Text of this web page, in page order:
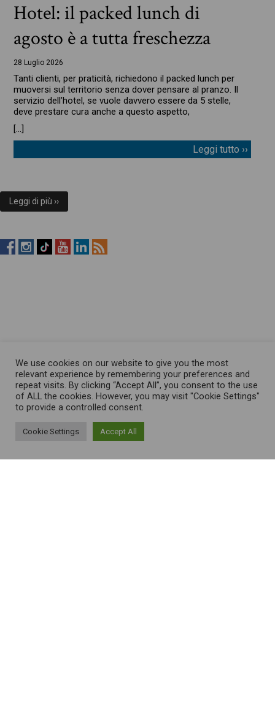
Hotel: il packed lunch di
agosto è a tutta freschezza
28 Luglio 2026
Tanti clienti, per praticità, richiedono il packed lunch per
muoversi sul territorio senza dover pensare al pranzo. Il
servizio dell’hotel, se vuole davvero essere da 5 stelle,
deve prestare cura anche a questo aspetto,
[…]
Leggi tutto ››
Leggi di più ››
RistopiùNews
RistopiùNews
RistopiùNews
RistopiùNews
RistopiùNews
RSS
We use cookies on our website to give you the most
relevant experience by remembering your preferences and
repeat visits. By clicking “Accept All”, you consent to the use
of ALL the cookies. However, you may visit "Cookie Settings"
to provide a controlled consent.
Cookie Settings Accept All